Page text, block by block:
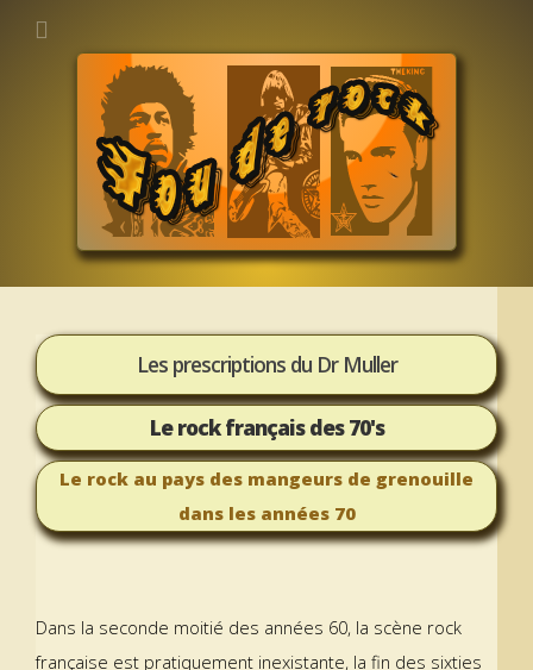
Les prescriptions du Dr Muller
Le rock français des 70's
Le rock au pays des mangeurs de grenouille
dans les années 70
Dans la seconde moitié des années 60, la scène rock
française est pratiquement inexistante, la fin des sixties